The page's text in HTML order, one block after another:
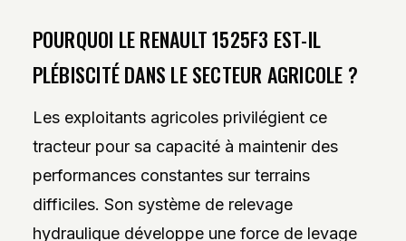
POURQUOI LE RENAULT 1525F3 EST-IL
PLÉBISCITÉ DANS LE SECTEUR AGRICOLE ?
Les exploitants agricoles privilégient ce
tracteur pour sa capacité à maintenir des
performances constantes sur terrains
difficiles. Son système de relevage
hydraulique développe une force de levage